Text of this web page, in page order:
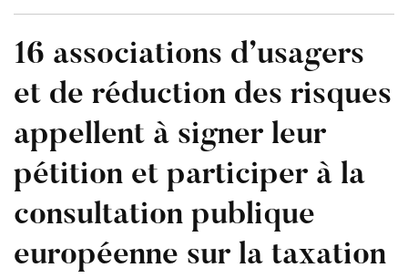
16 associations d’usagers
et de réduction des risques
appellent à signer leur
pétition et participer à la
consultation publique
européenne sur la taxation